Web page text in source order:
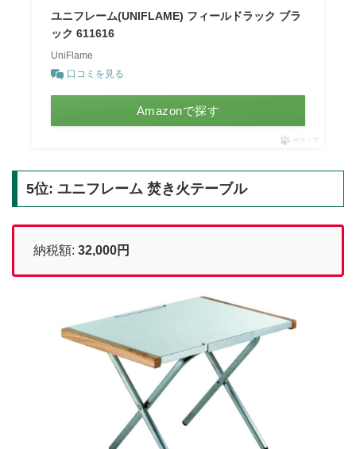
ユニフレーム(UNIFLAME) フィールドラック ブラ
ック 611616
UniFlame
口コミを見る
Amazonで探す
ポチップ
5位: ユニフレーム 焚き火テーブル
納税額: 32,000円